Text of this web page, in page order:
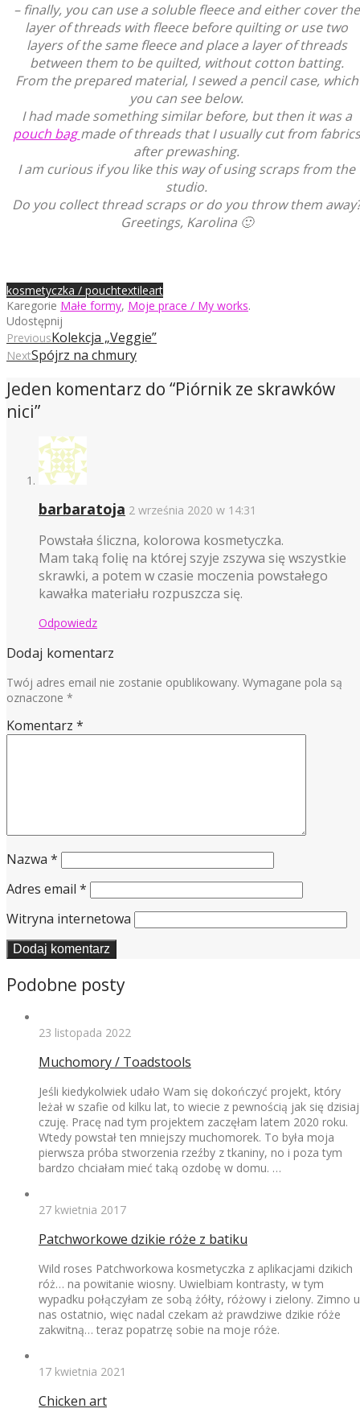
– finally, you can use a soluble fleece and either cover the
layer of threads with fleece before quilting or use two
layers of the same fleece and place a layer of threads
between them to be quilted, without cotton batting.
From the prepared material, I sewed a pencil case, which
you can see below.
I had made something similar before, but then it was a
pouch bagmade of threads that I usually cut from fabrics
after prewashing.
I am curious if you like this way of using scraps from the
studio.
Do you collect thread scraps or do you throw them
Greetings, Karolina 🙂
kosmetyczka / pouchtextileart
Karegorie Małe formy, Moje prace / My works.
Udostępnij
PreviousKolekcja „Veggie”
NextSpójrz na chmury
Jeden komentarz do “Piórnik ze skrawków
nici”
barbaratoja 2 września 2020 w 14:31
Powstała śliczna, kolorowa kosmetyczka.
Mam taką folię na której szyje zszywa się wszystkie
skrawki, a potem w czasie moczenia powstałego
kawałka materiału rozpuszcza się.
Odpowiedz
Dodaj komentarz
Twój adres email nie zostanie opublikowany. Wymagane pola są
oznaczone *
Komentarz *
Nazwa *
Adres email *
Witryna internetowa
Podobne posty
23 listopada 2022
Muchomory / Toadstools
Jeśli kiedykolwiek udało Wam się dokończyć projekt, który
leżał w szafie od kilku lat, to wiecie z pewnością jak się dzisiaj
czuję. Pracę nad tym projektem zaczęłam latem 2020 roku.
Wtedy powstał ten mniejszy muchomorek. To była moja
pierwsza próba stworzenia rzeźby z tkaniny, no i poza tym
bardzo chciałam mieć taką ozdobę w domu. …
27 kwietnia 2017
Patchworkowe dzikie róże z batiku
Wild roses Patchworkowa kosmetyczka z aplikacjami dzikich
róż… na powitanie wiosny. Uwielbiam kontrasty, w tym
wypadku połączyłam ze sobą żółty, różowy i zielony. Zimno u
nas ostatnio, więc nadal czekam aż prawdziwe dzikie róże
zakwitną… teraz popatrzę sobie na moje róże.
17 kwietnia 2021
Chicken art